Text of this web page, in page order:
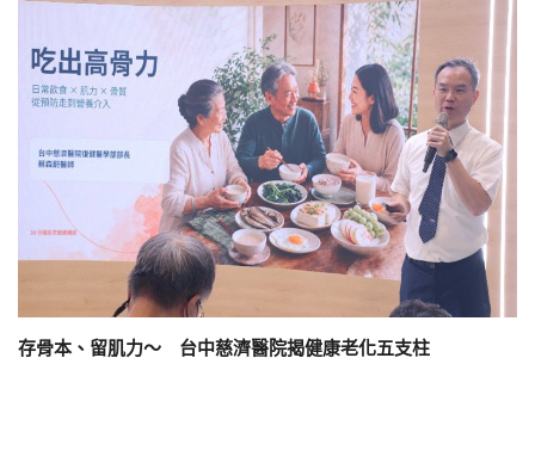
存骨本、留肌力～ 台中慈濟醫院揭健康老化五支柱